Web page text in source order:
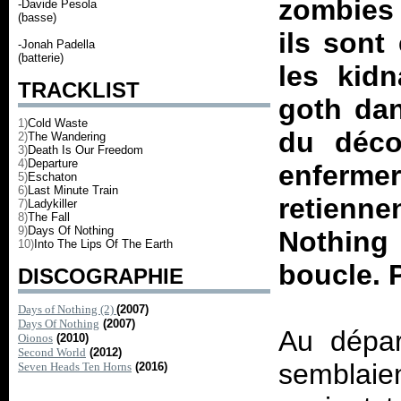
-Davide Pesola
(basse)
-Jonah Padella
(batterie)
TRACKLIST
1)Cold Waste
2)The Wandering
3)Death Is Our Freedom
4)Departure
5)Eschaton
6)Last Minute Train
7)Ladykiller
8)The Fall
9)Days Of Nothing
10) Into The Lips Of The Earth
DISCOGRAPHIE
Days of Nothing (2) (2007)
Days Of Nothing (2007)
Oionos (2010)
Second World (2012)
Seven Heads Ten Horns (2016)
ils sont
les
goth
du
Nothing
boucle.
Au